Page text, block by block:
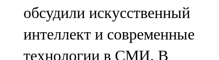
107,7 FM
Чистай
обсудили искусственный
интеллект и современные
технологии в СМИ. В